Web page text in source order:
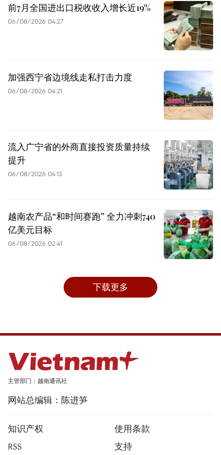
前7月全国进出口税收收入增长近19%
06/08/2026 04:27
加强西宁省边境线走私打击力度
06/08/2026 04:21
流入广宁省的外商直接投资质量持续
提升
06/08/2026 04:13
越南农产品“和时间赛跑” 全力冲刺740
亿美元目标
06/08/2026 02:41
下载更多
主管部门：越南通讯社
网站总编辑：陈进笋
知识产权
使用条款
RSS
支持